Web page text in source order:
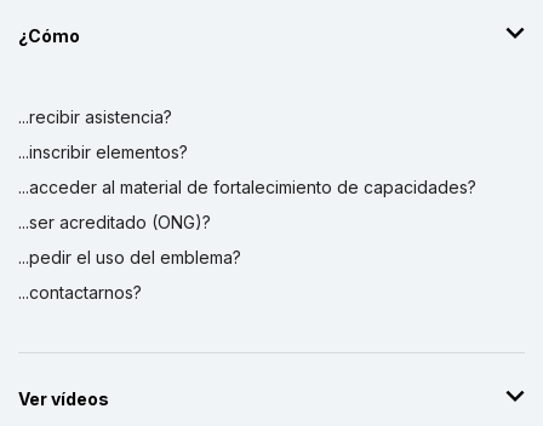
¿Cómo
...recibir asistencia?
...inscribir elementos?
...acceder al material de fortalecimiento de capacidades?
...ser acreditado (ONG)?
...pedir el uso del emblema?
...contactarnos?
Ver vídeos